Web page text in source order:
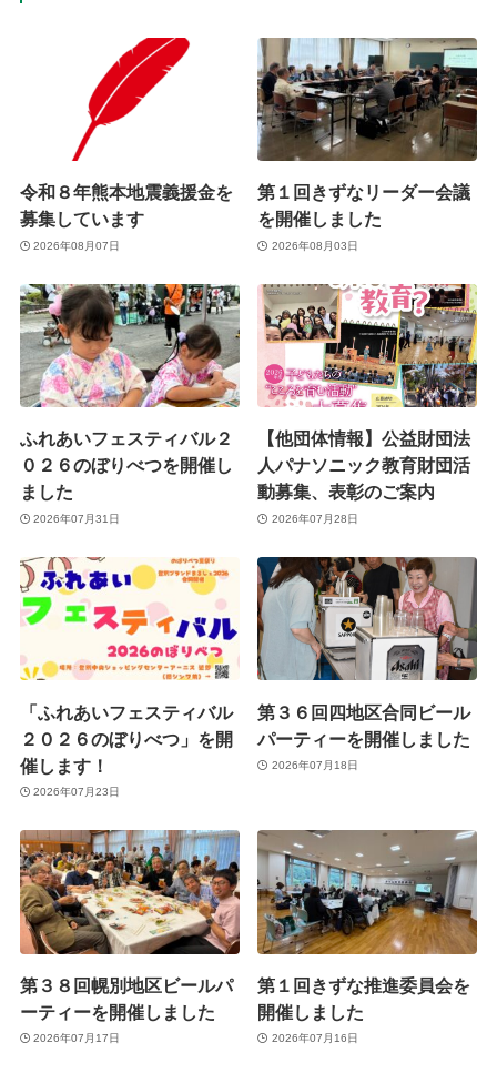
令和８年熊本地震義援金を
募集しています
2026年08月07日
第１回きずなリーダー会議
を開催しました
2026年08月03日
ふれあいフェスティバル２
０２６のぼりべつを開催し
ました
2026年07月31日
【他団体情報】公益財団法
人パナソニック教育財団活
動募集、表彰のご案内
2026年07月28日
「ふれあいフェスティバル
２０２６のぼりべつ」を開
催します！
2026年07月23日
第３６回四地区合同ビール
パーティーを開催しました
2026年07月18日
第３８回幌別地区ビールパ
ーティーを開催しました
2026年07月17日
第１回きずな推進委員会を
開催しました
2026年07月16日